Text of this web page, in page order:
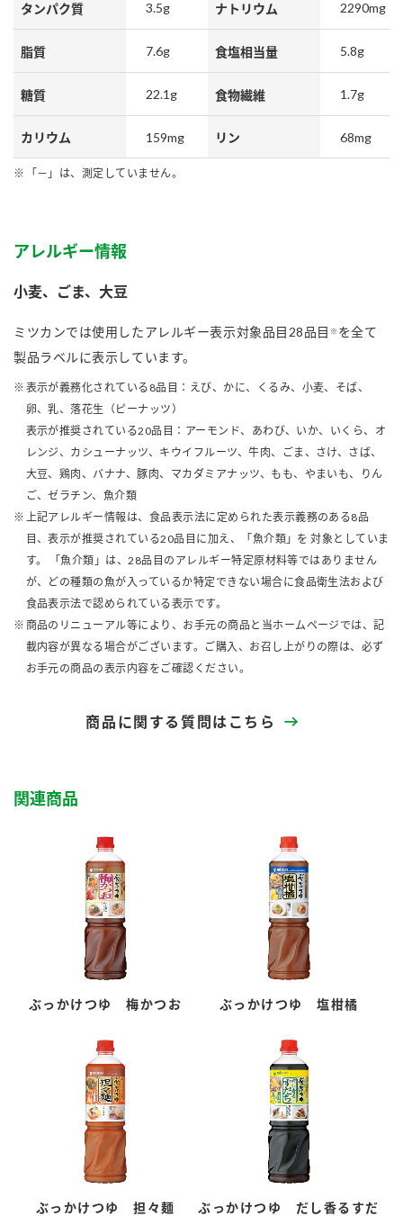
業務用サイト ミツカングループについて 製造所固有記号一覧
タンパク質 3.5g ナトリウム 2290mg
脂質 7.6g 食塩相当量 5.8g
糖質 22.1g 食物繊維 1.7g
カリウム 159mg リン 68mg
「－」は、測定していません。
アレルギー情報
小麦、ごま、大豆
ミツカンでは使用したアレルギー表示対象品目28品目 ※ を全て
製品ラベルに表示しています。
表示が義務化されている8品目：えび、かに、くるみ、小麦、そば、
卵、乳、落花生（ピーナッツ）
表示が推奨されている20品目：アーモンド、あわび、いか、いくら、オ
レンジ、カシューナッツ、キウイフルーツ、牛肉、ごま、さけ、さば、
大豆、鶏肉、バナナ、豚肉、マカダミアナッツ、もも、やまいも、りん
ご、ゼラチン、魚介類
上記アレルギー情報は、食品表示法に定められた表示義務のある8品
目、表示が推奨されている20品目に加え、「魚介類」を 対象としていま
す。 「魚介類」は、28品目のアレルギー特定原材料等ではありません
が、どの種類の魚が入っているか特定できない場合に食品衛生法および
食品表示法で認められている表示です。
商品のリニューアル等により、お手元の商品と当ホームページでは、記
載内容が異なる場合がございます。ご購入、お召し上がりの際は、必ず
お手元の商品の表示内容をご確認ください。
商品に関する質問はこちら
関連商品
ぶっかけつゆ 梅かつお ぶっかけつゆ 塩柑橘
ぶっかけつゆ 担々麺
ぶっかけつゆ だし香るすだ